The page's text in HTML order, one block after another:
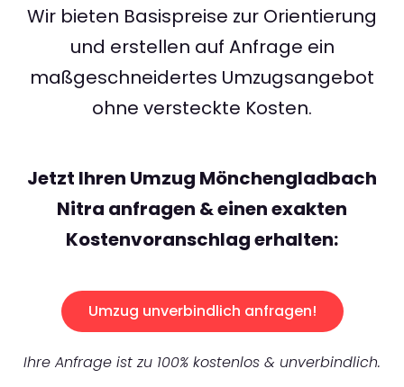
Wir bieten Basispreise zur Orientierung
und erstellen auf Anfrage ein
maßgeschneidertes Umzugsangebot
ohne versteckte Kosten.
Jetzt Ihren Umzug Mönchengladbach
Nitra anfragen & einen exakten
Kostenvoranschlag erhalten:
Umzug unverbindlich anfragen!
Ihre Anfrage ist zu 100% kostenlos & unverbindlich.